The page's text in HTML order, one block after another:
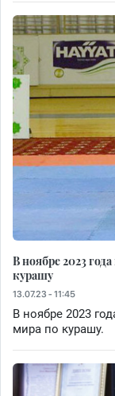
В ноябре 2023
курашу
13.07.23 - 11:45
В ноябре 2023
мира по курашу.